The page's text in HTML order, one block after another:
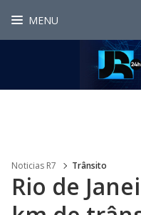
MENU
Noticias R7 Trânsito
Rio de